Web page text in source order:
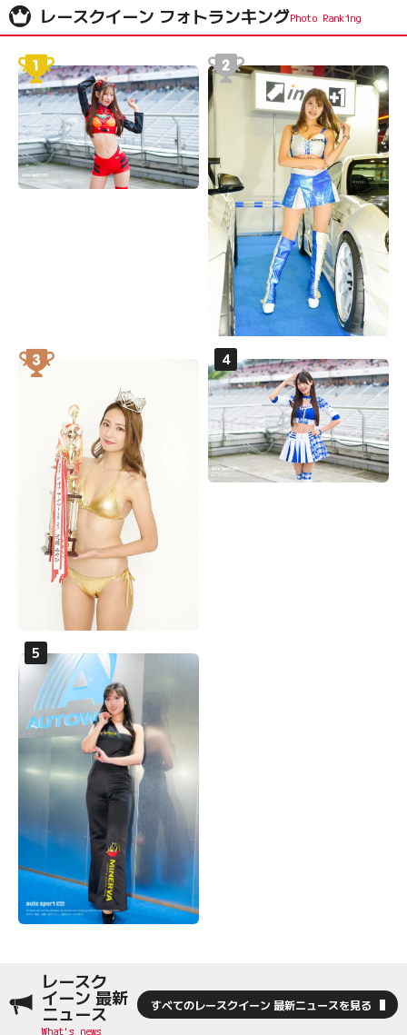
レースクイーン フォトランキング
レースク
イーン 最新
ニュース すべてのレースクイーン 最新ニュースを見る